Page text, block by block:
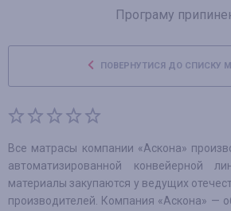
Програму
ПОВЕРНУТИСЯ ДО СПИСКУ
Все матрасы компании «Аскона»
автоматизированной конвейерной
материалы закупаются у ведущих
производителей. Компания «Аскона» —